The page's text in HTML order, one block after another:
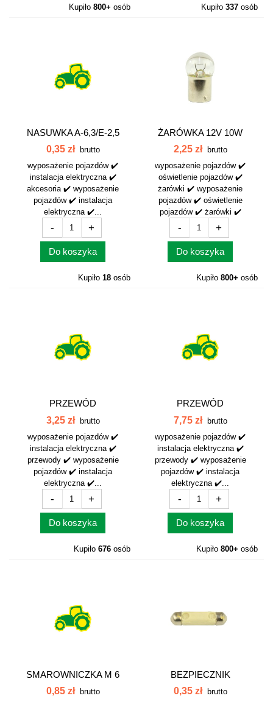
Kupiło 800+ osób Kupiło 337 osób
NASUWKA A-6,3/E-2,5
MĘSKA DO...
0,35 zł
brutto
wyposażenie pojazdów ✔️
instalacja elektryczna ✔️
akcesoria ✔️ wyposażenie
pojazdów ✔️ instalacja
elektryczna ✔️...
- +
Do koszyka
Kupiło 18 osób
ŻARÓWKA 12V 10W
12V10W
2,25 zł
brutto
wyposażenie pojazdów ✔️
oświetlenie pojazdów ✔️
żarówki ✔️ wyposażenie
pojazdów ✔️ oświetlenie
pojazdów ✔️ żarówki ✔️
- +
Do koszyka
Kupiło 800+ osób
PRZEWÓD
ELEKTRYCZNY 2-ŻYŁ
3,25 zł
brutto
wyposażenie pojazdów ✔️
instalacja elektryczna ✔️
przewody ✔️ wyposażenie
pojazdów ✔️ instalacja
elektryczna ✔️...
- +
Do koszyka
Kupiło 676 osób
PRZEWÓD
ELEKTRYCZNY 5-ZYŁ
7,75 zł
brutto
wyposażenie pojazdów ✔️
instalacja elektryczna ✔️
przewody ✔️ wyposażenie
pojazdów ✔️ instalacja
elektryczna ✔️...
- +
Do koszyka
Kupiło 800+ osób
SMAROWNICZKA M 6
KĄT 45 SM645
0,85 zł
brutto
BEZPIECZNIK
CERAMICZNY 16 A 16AC
0,35 zł
brutto